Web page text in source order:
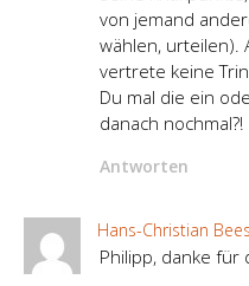
von jemand
wählen, urteilen).
vertrete keine
Du mal die ein
danach nochmal?!
Antworten
Hans-Christian
Philipp, danke für